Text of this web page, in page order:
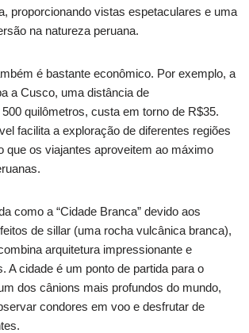
proporcionando vistas espetaculares e uma
na natureza peruana.
é bastante econômico. Por exemplo, a
a Cusco, uma distância de
quilômetros, custa em torno de R$35.
facilita a exploração de diferentes regiões
que os viajantes aproveitem ao máximo
como a “Cidade Branca” devido aos
de sillar (uma rocha vulcânica branca),
arquitetura impressionante e
A cidade é um ponto de partida para o
dos cânions mais profundos do mundo,
condores em voo e desfrutar de